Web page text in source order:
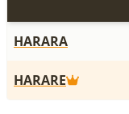
HARARA
HARARE